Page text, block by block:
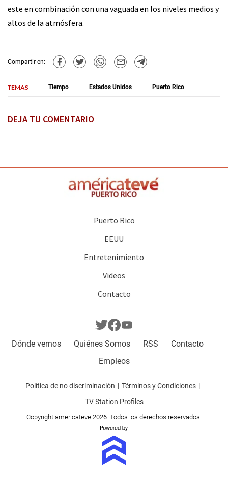
este en combinación con una vaguada en los niveles medios y
altos de la atmósfera.
Compartir en:
TEMAS Tiempo Estados Unidos Puerto Rico
DEJA TU COMENTARIO
Puerto Rico
EEUU
Entretenimiento
Videos
Contacto
Dónde vernos Quiénes Somos RSS
Contacto
Empleos
Política de no discriminación
Términos y Condiciones
TV Station Profiles
Copyright americateve 2026. Todos los derechos reservados.